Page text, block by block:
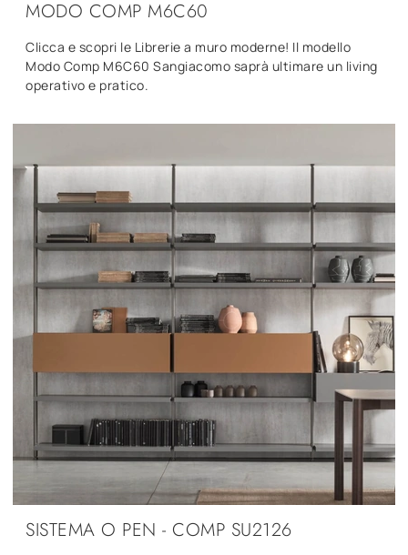
MODO COMP M6C60
Clicca e scopri le Librerie a muro moderne! Il modello
Modo Comp M6C60 Sangiacomo saprà ultimare un living
operativo e pratico.
SISTEMA O PEN - COMP SU2126